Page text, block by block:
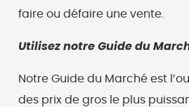
faire ou défaire une vente.
Utilisez notre Guide du
Notre Guide du Marché est
des prix de gros le plus